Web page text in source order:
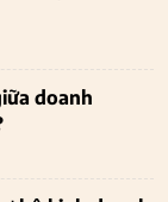
doanh